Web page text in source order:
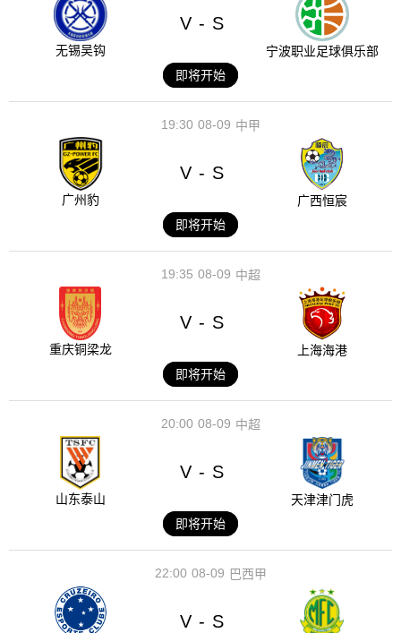
无锡吴钩
V - S
宁波职业足球俱乐部
即将开始
08-09
19:30 中甲
广州豹
V - S
广西恒宸
即将开始
08-09
19:35 中超
重庆铜梁龙
V - S
上海海港
即将开始
08-09
20:00 中超
山东泰山
V - S
天津津门虎
即将开始
08-09
22:00 巴西甲
V - S